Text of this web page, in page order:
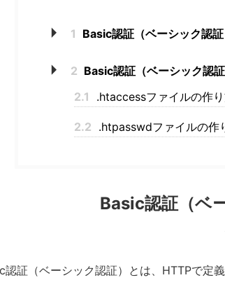
1 Basic認証（ベーシック認
2 Basic認証（ベーシック認
2.1
.htaccessファイルの作
2.2 .htpasswdファイルの作
Basic認証（ベ
認証（ベーシック認証）とは、HTTPで定